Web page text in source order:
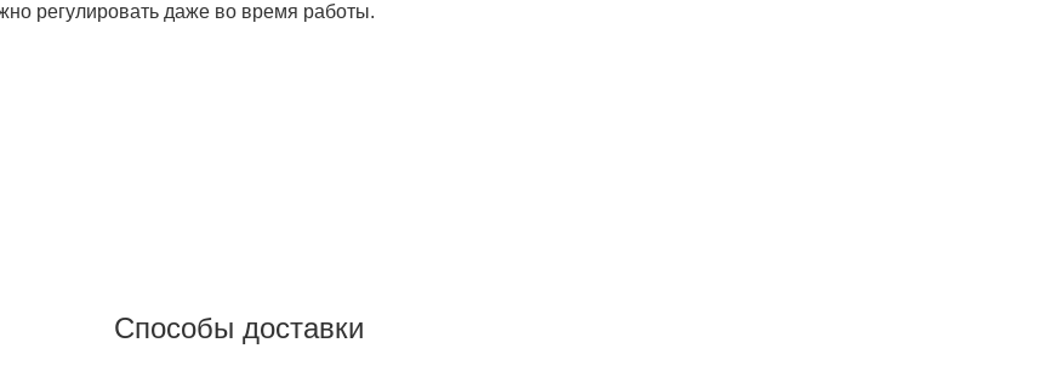
регулировать даже во время работы.
Способы доставки